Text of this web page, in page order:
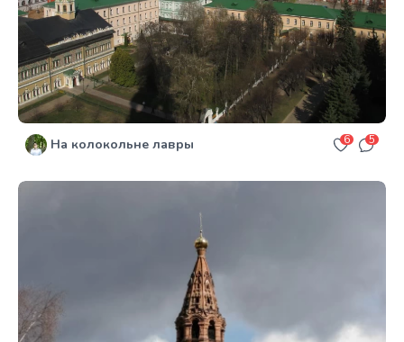
На колокольне лавры 6 5